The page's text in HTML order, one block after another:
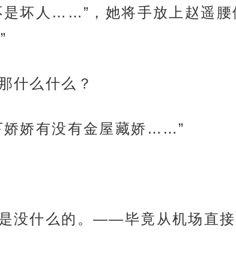
坏人……”，她将手放上赵遥腰
什么什么？
娇娇有没有金屋藏娇……”
没什么的。——毕竟从机场直